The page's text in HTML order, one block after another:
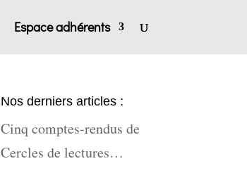
Espace adhérents
Nos derniers articles :
Cinq comptes-rendus de
Cercles de lectures…